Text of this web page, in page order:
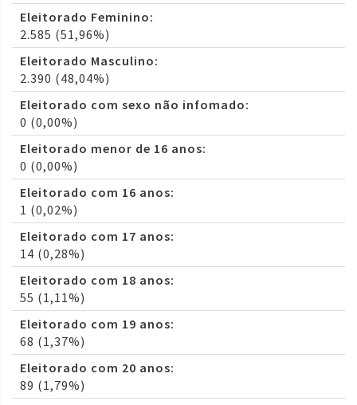
Eleitorado Feminino:
2.585 (51,96%)
Eleitorado Masculino:
2.390 (48,04%)
Eleitorado com sexo não infomado:
0 (0,00%)
Eleitorado menor de 16 anos:
0 (0,00%)
Eleitorado com 16 anos:
1 (0,02%)
Eleitorado com 17 anos:
14 (0,28%)
Eleitorado com 18 anos:
55 (1,11%)
Eleitorado com 19 anos:
68 (1,37%)
Eleitorado com 20 anos:
89 (1,79%)